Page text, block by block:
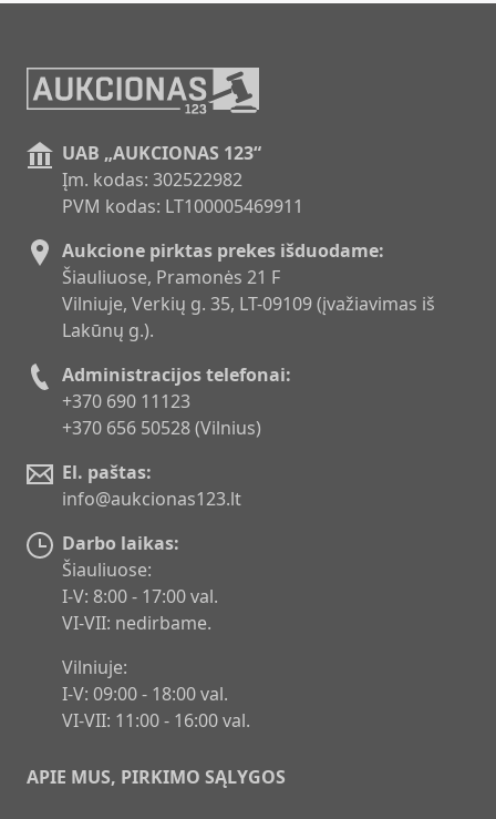
UAB „AUKCIONAS 123“
Įm. kodas: 302522982
PVM kodas: LT100005469911
Aukcione pirktas prekes išduodame:
Šiauliuose, Pramonės 21 F
Vilniuje, Verkių g. 35, LT-09109 (įvažiavimas iš
Lakūnų g.).
Administracijos telefonai:
+370 690 11123
+370 656 50528 (Vilnius)
El. paštas:
info@aukcionas123.lt
Darbo laikas:
Šiauliuose:
I-V: 8:00 - 17:00 val.
VI-VII: nedirbame.
Vilniuje:
I-V: 09:00 - 18:00 val.
VI-VII: 11:00 - 16:00 val.
APIE MUS, PIRKIMO SĄLYGOS